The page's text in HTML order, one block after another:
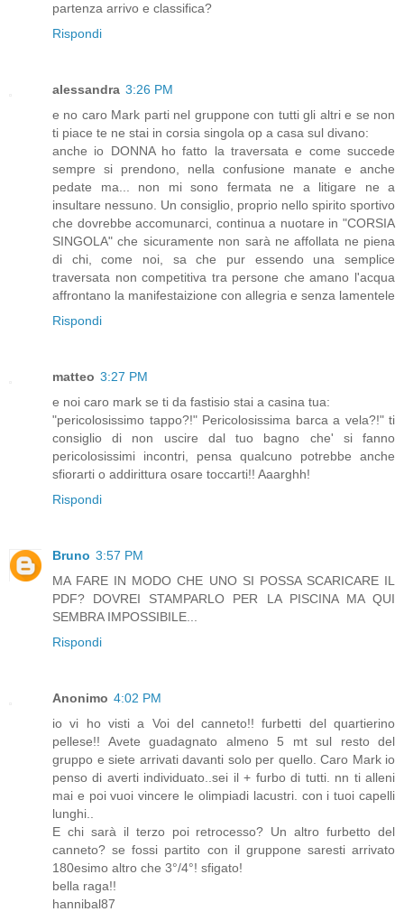
partenza arrivo e classifica?
Rispondi
alessandra 3:26 PM
e no caro Mark parti nel gruppone con tutti gli altri e se non
ti piace te ne stai in corsia singola op a casa sul divano:
anche io DONNA ho fatto la traversata e come succede
sempre si prendono, nella confusione manate e anche
pedate ma... non mi sono fermata ne a litigare ne a
insultare nessuno. Un consiglio, proprio nello spirito sportivo
che dovrebbe accomunarci, continua a nuotare in "CORSIA
SINGOLA" che sicuramente non sarà ne affollata ne piena
di chi, come noi, sa che pur essendo una semplice
traversata non competitiva tra persone che amano l'acqua
affrontano la manifestaizione con allegria e senza lamentele
Rispondi
matteo 3:27 PM
e noi caro mark se ti da fastisio stai a casina tua:
"pericolosissimo tappo?!" Pericolosissima barca a vela?!" ti
consiglio di non uscire dal tuo bagno che' si fanno
pericolosissimi incontri, pensa qualcuno potrebbe anche
sfiorarti o addirittura osare toccarti!! Aaarghh!
Rispondi
Bruno 3:57 PM
MA FARE IN MODO CHE UNO SI POSSA SCARICARE IL
PDF? DOVREI STAMPARLO PER LA PISCINA MA QUI
SEMBRA IMPOSSIBILE...
Rispondi
Anonimo 4:02 PM
io vi ho visti a Voi del canneto!! furbetti del quartierino
pellese!! Avete guadagnato almeno 5 mt sul resto del
gruppo e siete arrivati davanti solo per quello. Caro Mark io
penso di averti individuato..sei il + furbo di tutti. nn ti alleni
mai e poi vuoi vincere le olimpiadi lacustri. con i tuoi capelli
lunghi..
E chi sarà il terzo poi retrocesso? Un altro furbetto del
canneto? se fossi partito con il gruppone saresti arrivato
180esimo altro che 3°/4°! sfigato!
bella raga!!
hannibal87